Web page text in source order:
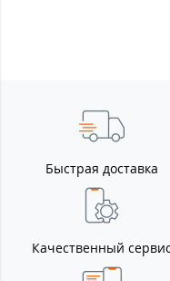
Быстрая доставка
Качественный сервис